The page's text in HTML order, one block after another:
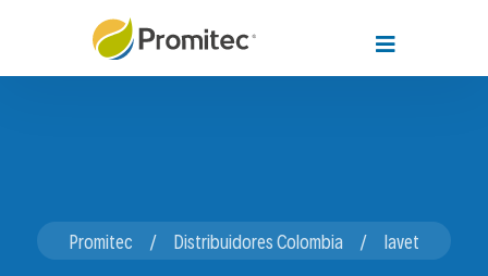
Promitec Distribuidores Colombia Iavet